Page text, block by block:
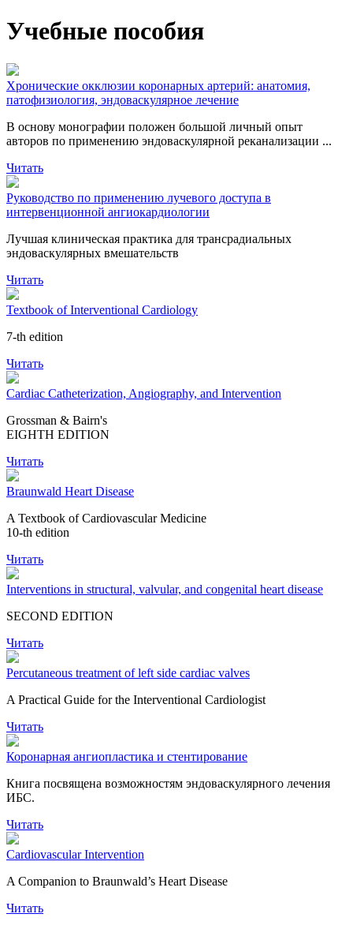
Учебные пособия
Хронические окклюзии коронарных артерий: анатомия,
патофизиология, эндоваскулярное лечение
В основу монографии положен большой личный опыт
авторов по применению эндоваскулярной реканализации ...
Читать
Руководство по применению лучевого доступа в
интервенционной ангиокардиологии
Лучшая клиническая практика для трансрадиальных
эндоваскулярных вмешательств
Читать
Textbook of Interventional Cardiology
7-th edition
Читать
Cardiac Catheterization, Angiography, and Intervention
Grossman & Bairn's
EIGHTH EDITION
Читать
Braunwald Heart Disease
A Textbook of Cardiovascular Medicine
10-th edition
Читать
Interventions in structural, valvular, and congenital heart disease
SECOND EDITION
Читать
Percutaneous treatment of left side cardiac valves
A Practical Guide for the Interventional Cardiologist
Читать
Коронарная ангиопластика и стентирование
Книга посвящена возможностям эндоваскулярного лечения
ИБС.
Читать
Cardiovascular Intervention
A Companion to Braunwald’s Heart Disease
Читать